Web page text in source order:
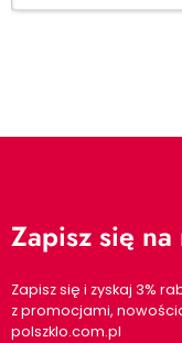
Zapisz się
Zapisz się i zyskaj 3%
z promocjami,
polszklo.com.pl